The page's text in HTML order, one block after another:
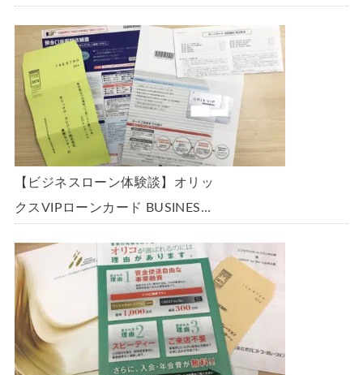
300万円の枠で翌日に借りられま
した。全手順を丁寧に解説しま
す。
【ビジネスローン体験談】オリッ
クスVIPローンカード BUSINESS
の金利で借りられました。全手順
を丁寧に解説します。